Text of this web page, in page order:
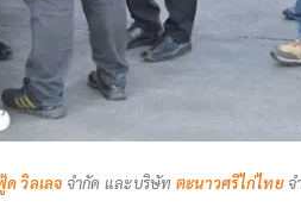
ด วิลเลจ จำกัด และบริษัท ตะนาวศรีไก่ไทย จ